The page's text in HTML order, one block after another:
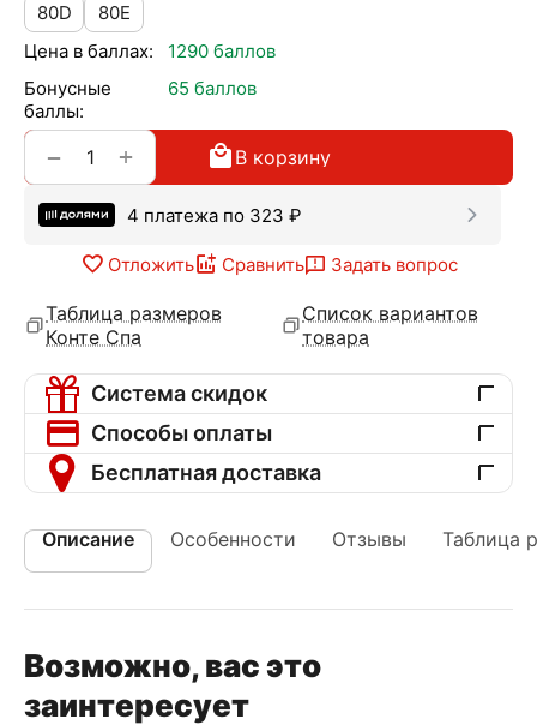
80D
80E
Цена в баллах:
1290 баллов
Бонусные
баллы:
65 баллов
+
− В корзину
4 платежа по 323 ₽
Отложить Сравнить Задать вопрос
Таблица размеров
Конте Спа
Список вариантов
товара
Система скидок
Способы оплаты
Бесплатная доставка
Описание Особенности Отзывы Таблица
Возможно, вас это
заинтересует